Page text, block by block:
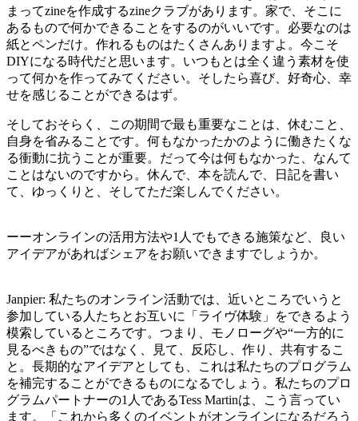
まってzineを作成するzineクラブがあります。家で、そこに
あるもので何かできることをするのがいいです。必要なのは
紙とペンだけ。作れるものはたくさんありますよ。今こそ
DIYになる時代だと思います。いつもとは全く違う素材を使
って何かを作ってみてください。そしたら喜び、好奇心、幸
せを感じることができるはず。
そしておそらく、この期間で最も重要なことは、休むこと、
自身を省みることです。何もなかったかのように働きたくな
る衝動に抗うことが重要。だって今は何もなかった、なんて
ことはないのですから。休んで、本を読んで、日記を書い
て、ゆっくりと、そしてただ楽しんでください。
ーーオンラインの活用方法や1人でもできる施策など、良い
アイデアがあればシェアをお願いできますでしょうか。
Janpier: 私たちのオンライン活動では、近いところでいうと
参加している人たちとお互いに「ライヴ体験」をできるよう
模索しているところです。つまり、モノローグや“一方的に
見るべきもの”ではなく、見て、反応し、作り、共有するこ
と。長期的なアイデアとしても、これは私たちのプログラム
を補完することができるものになるでしょう。私たちのプロ
グラムパートナーの1人であるTess Martinは、こう言ってい
ます。「これから多くのイベントがオンラインになるだろう